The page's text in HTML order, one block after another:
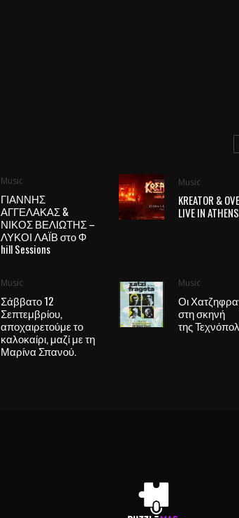
Music
ΓΙΑΝΝΗΣ
ΑΓΓΕΛΑΚΑΣ &
ΝΙΚΟΣ ΒΕΛΙΩΤΗΣ –
ΛΥΚΟΙ ΛΑΪΒ στο Φ
hill Sessions
Music
KREATOR &
LIVE IN ATHENS
Music
Σάββατο 12
Σεπτεμβρίου,
αποχαιρετούμε το
καλοκαίρι, μαζί με τη
Μαρίνα Σπανού.
Music
Οι
στη σκηνή
της